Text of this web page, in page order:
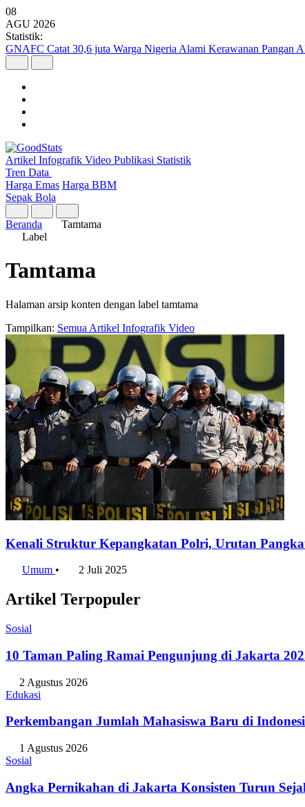
08
AGU 2026
Statistik:
GNAFC Catat 30,6 juta Warga Nigeria Alami Kerawanan Pangan
Artikel Infografik Video Publikasi Statistik
Tren Data
Harga Emas Harga BBM
Sepak Bola
Beranda
Tamtama
Label
Tamtama
Halaman arsip konten dengan label tamtama
Tampilkan: Semua Artikel Infografik Video
Kenali Struktur Kepangkatan Polri, Urutan
Umum • 2 Juli 2025
Artikel Terpopuler
Sosial
10 Taman Paling Ramai Pengunjung di Jakarta
2 Agustus 2026
Edukasi
Perkembangan Jumlah Mahasiswa Baru di
1 Agustus 2026
Sosial
Angka Pernikahan di Jakarta Konsisten Turun